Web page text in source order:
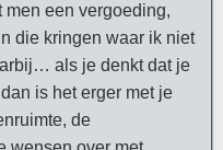
een vergoeding,
die kringen waar ik niet
als je denkt dat je
is het erger met je
de